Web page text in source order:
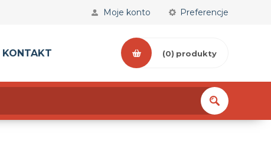
Preferencje
Moje konto
KONTAKT (0) produkty